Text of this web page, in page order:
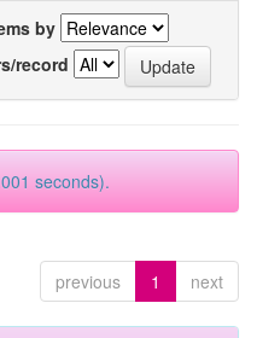
by
record
seconds).
previous 1 next